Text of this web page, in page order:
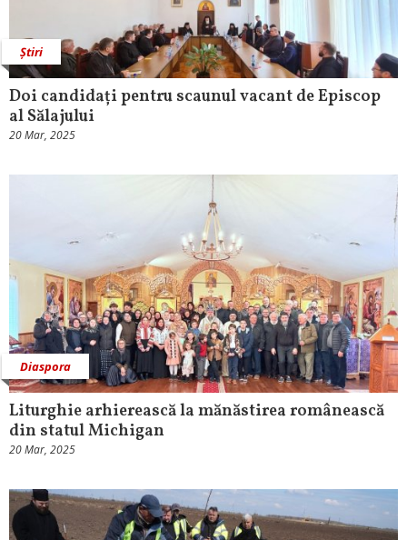
Știri
Doi candidați pentru scaunul vacant de Episcop
al Sălajului
20 Mar, 2025
Diaspora
Liturghie arhierească la mănăstirea românească
din statul Michigan
20 Mar, 2025